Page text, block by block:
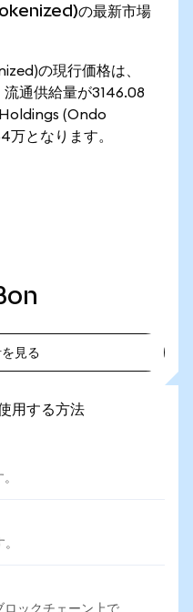
の最新市場
の現行価格は、
通供給量が3146.08
(Ondo
万となります。
見る
する方法
ロックチェーン上で